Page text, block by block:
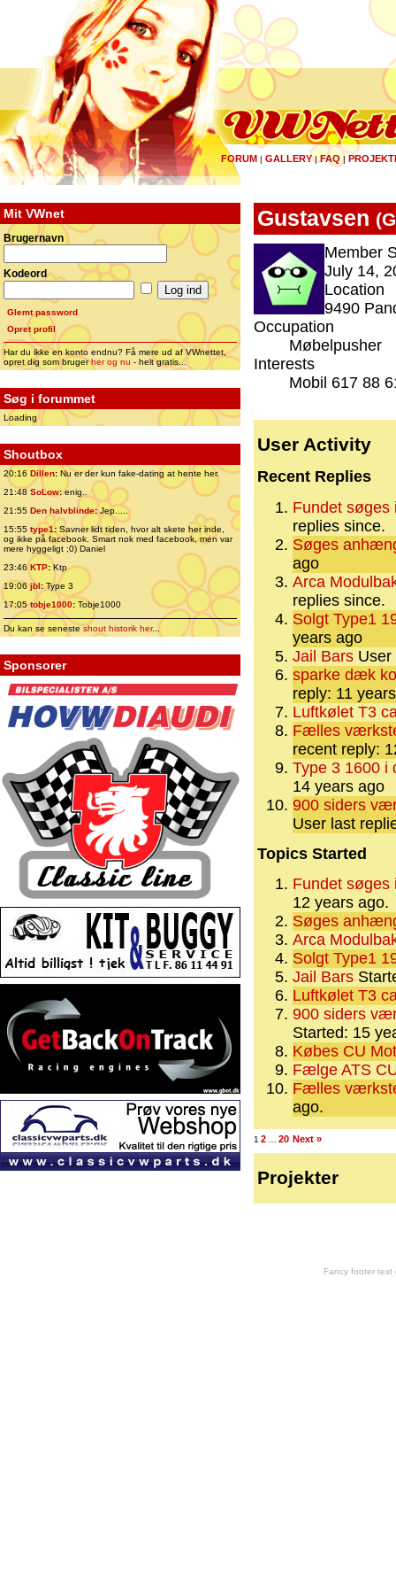
FORUM | GALLERY|FAQ |
Mit VWnet
Brugernavn
Kodeord
Glemt password
Opret profil
Har du ikke en konto endnu? Få mere ud af VWnettet,
opret dig som brugerher og nu - helt gratis...
Søg i forummet
Loading
Shoutbox
20:16 Dillen: Nu er der kun fake-dating at hente her.
21:48 SoLow:enig..
21:55 Den halvblinde:Jep.....
15:55 type1:Savner lidt tiden, hvor alt skete her inde,
og ikke på facebook. Smart nok med facebook, men var
mere hyggeligt ;0) Daniel
23:46 KTP:Ktp
19:06jbl:Type 3
17:05tobje1000: Tobje1000
Du kan se senesteshout historik her...
Sponsorer
Gustavsen (
Member
July 14,
Location
9490
Occupation
Møbelpusher
Interests
Mobil 617 88
User Activity
Recent Replies
Fundet
replies since.
Søges
ago
Arca
replies since.
Solgt Type1
years ago
Jail Bars
sparke dæk
reply: 11
Luftkølet T3
Fælles
recent reply:
Type 3 1600 i
14 years ago
900 siders
User last
Topics Started
Fundet
12 years ago.
Søges
Arca
Solgt Type1
Jail Bars
Luftkølet T3
900 siders
Started: 15
Købes CU
Fælge ATS
Fælles
ago.
1 2 20 Next »
Projekter
Fancy footer